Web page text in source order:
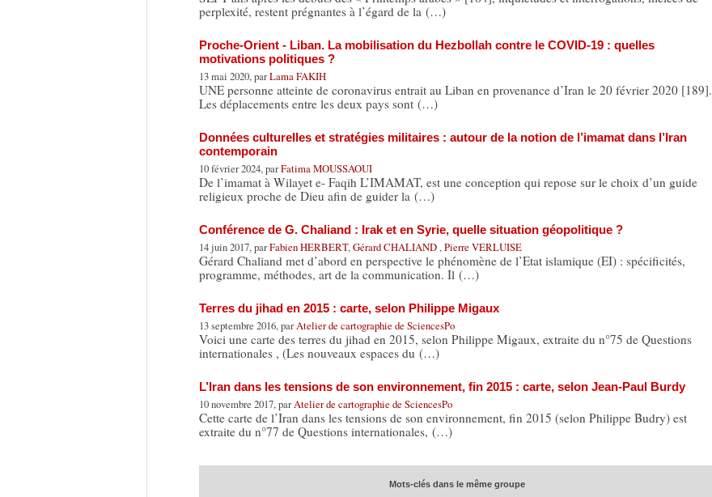
perplexité, restent prégnantes à l’égard de la (…)
Proche-Orient - Liban. La mobilisation du Hezbollah contre le COVID-19 : quelles
motivations politiques ?
13 mai 2020, parLama FAKIH
UNE personne atteinte de coronavirus entrait au Liban en provenance d’Iran le 20 février 2020 [189].
Les déplacements entre les deux pays sont (…)
Données culturelles et stratégies militaires : autour de la notion de l’imamat dans l’Iran
contemporain
10 février 2024, parFatima MOUSSAOUI
De l’imamat à Wilayet e- Faqih L’IMAMAT, est une conception qui repose sur le choix d’un guide
religieux proche de Dieu afin de guider la (…)
Conférence de G. Chaliand : Irak et en Syrie, quelle situation géopolitique ?
14 juin 2017, parFabien HERBERT,Gérard CHALIAND,Pierre VERLUISE
Gérard Chaliand met d’abord en perspective le phénomène de l’Etat islamique (EI) : spécificités,
programme, méthodes, art de la communication. Il (…)
Terres du jihad en 2015 : carte, selon Philippe Migaux
13 septembre 2016, parAtelier de cartographie de SciencesPo
Voici une carte des terres du jihad en 2015, selon Philippe Migaux, extraite du n°75 de Questions
internationales , (Les nouveaux espaces du (…)
L’Iran dans les tensions de son environnement, fin 2015 : carte, selon Jean-Paul Burdy
10 novembre 2017, parAtelier de cartographie de SciencesPo
Cette carte de l’Iran dans les tensions de son environnement, fin 2015 (selon Philippe Budry) est
extraite du n°77 de Questions internationales, (…)
Mots-clés dans le même groupe